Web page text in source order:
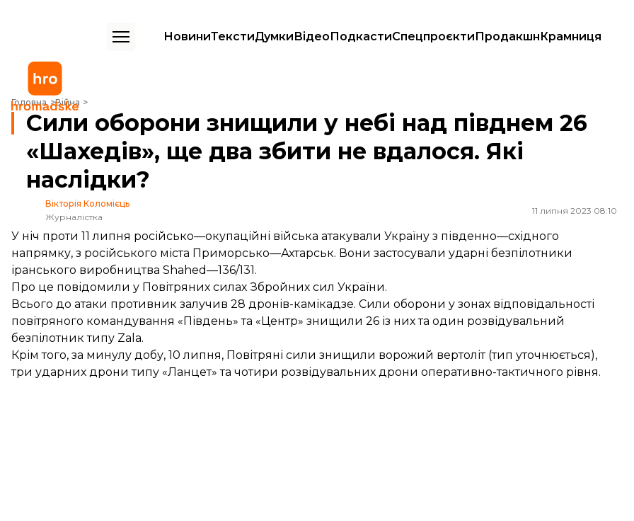
НовиниТекстиДумкиВідеоПодкастиСпецпроєктиПродакшнКрамниця
Головна Війна
Сили оборони знищили у небі над півднем 26 «Шахедів», ще два збити не вдалося. Які наслідки?
Сили оборони знищили у небі над півднем 26
«Шахедів», ще два збити не вдалося. Які
наслідки?
Вікторія Коломієць
Журналістка
11 липня 2023 08:10
У ніч проти 11 липня російсько—окупаційні війська атакували Україну з південно—східного
напрямку, з російського міста Приморсько—Ахтарськ. Вони застосували ударні безпілотники
іранського виробництва Shahed—136/131.
Про це повідомили у Повітряних силах Збройних сил України.
Всього до атаки противник залучив 28 дронів-камікадзе. Сили оборони у зонах відповідальності
повітряного командування «Південь» та «Центр» знищили 26 із них та один розвідувальний
безпілотник типу Zala.
Крім того, за минулу добу, 10 липня, Повітряні сили знищили ворожий вертоліт (тип уточнюється),
три ударних дрони типу «Ланцет» та чотири розвідувальних дрони оперативно-тактичного рівня.